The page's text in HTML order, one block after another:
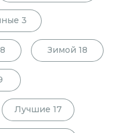
3
Зимой 18
Лучшие 17